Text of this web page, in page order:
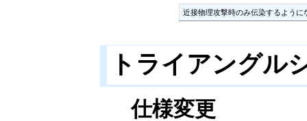
近接物理攻撃時のみ伝染するように
トライアングル
仕様変更